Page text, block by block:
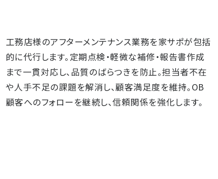
サービスと特徴
実績
工務店様のアフターメンテナンス業務を家サポが包括
的に代行します。定期点検・軽微な補修・報告書作成
まで一貫対応し、品質のばらつきを防止。担当者不在
や人手不足の課題を解消し、顧客満足度を維持。OB
顧客へのフォローを継続し、信頼関係を強化します。